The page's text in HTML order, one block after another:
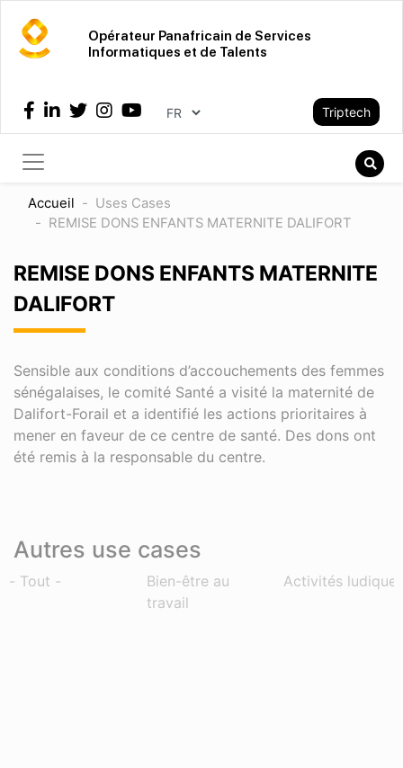
au
contenu
Opérateur Panafricain de Services
Informatiques et de Talents
Select your languageTriptech
Accueil
Uses Cases
REMISE DONS ENFANTS MATERNITE DALIFORT
REMISE DONS ENFANTS MATERNITE
DALIFORT
Sensible aux conditions d’accouchements des femmes
sénégalaises, le comité Santé a visité la maternité de
Dalifort-Forail et a identifié les actions prioritaires à
mener en faveur de ce centre de santé. Des dons ont
été remis à la responsable du centre.
Autres use cases
- Tout -
Bien-être au
travail
Activités